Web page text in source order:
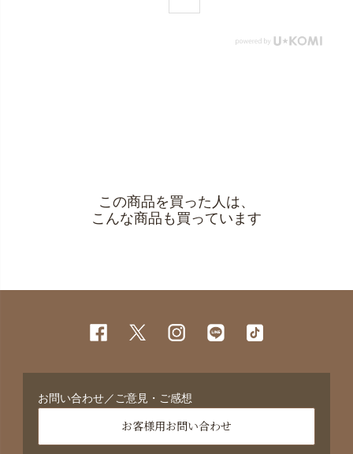
この商品を買った人は、
こんな商品も買っています
お問い合わせ／ご意見・ご感想
お客様用お問い合わせ